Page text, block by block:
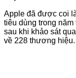
Apple đã được coi
tiêu dùng trong
sau khi khảo sát
về 228 thương hiệu.